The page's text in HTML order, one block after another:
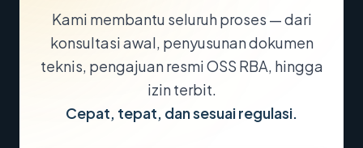
Kami membantu seluruh proses — dari
konsultasi awal, penyusunan dokumen
teknis, pengajuan resmi OSS RBA, hingga
izin terbit.
Cepat, tepat, dan sesuai regulasi.